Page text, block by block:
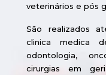
veterinários e pós
São realizados
clinica medica
odontologia,
cirurgias em